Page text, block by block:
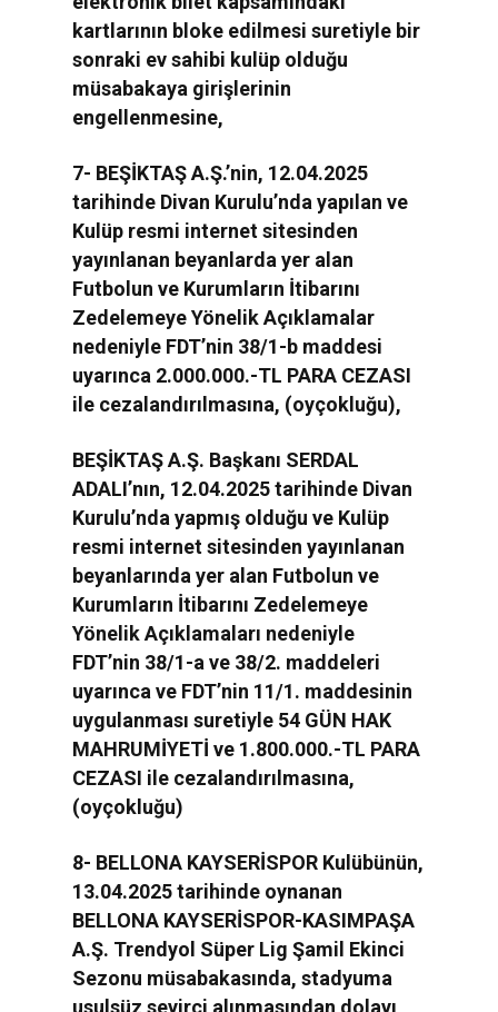
kartlarının bloke edilmesi suretiyle bir
sonraki ev sahibi kulüp olduğu
müsabakaya girişlerinin
engellenmesine,
7- BEŞİKTAŞ A.Ş.’nin, 12.04.2025
tarihinde Divan Kurulu’nda yapılan ve
Kulüp resmi internet sitesinden
yayınlanan beyanlarda yer alan
Futbolun ve Kurumların İtibarını
Zedelemeye Yönelik Açıklamalar
nedeniyle FDT’nin 38/1-b maddesi
uyarınca 2.000.000.-TL PARA CEZASI
ile cezalandırılmasına, (oyçokluğu),
BEŞİKTAŞ A.Ş. Başkanı SERDAL
ADALI’nın, 12.04.2025 tarihinde Divan
Kurulu’nda yapmış olduğu ve Kulüp
resmi internet sitesinden yayınlanan
beyanlarında yer alan Futbolun ve
Kurumların İtibarını Zedelemeye
Yönelik Açıklamaları nedeniyle
FDT’nin 38/1-a ve 38/2. maddeleri
uyarınca ve FDT’nin 11/1. maddesinin
uygulanması suretiyle 54 GÜN HAK
MAHRUMİYETİ ve 1.800.000.-TL PARA
CEZASI ile cezalandırılmasına,
(oyçokluğu)
8- BELLONA KAYSERİSPOR Kulübünün,
13.04.2025 tarihinde oynanan
BELLONA KAYSERİSPOR-KASIMPAŞA
A.Ş. Trendyol Süper Lig Şamil Ekinci
Sezonu müsabakasında, stadyuma
usulsüz seyirci alınmasından dolayı